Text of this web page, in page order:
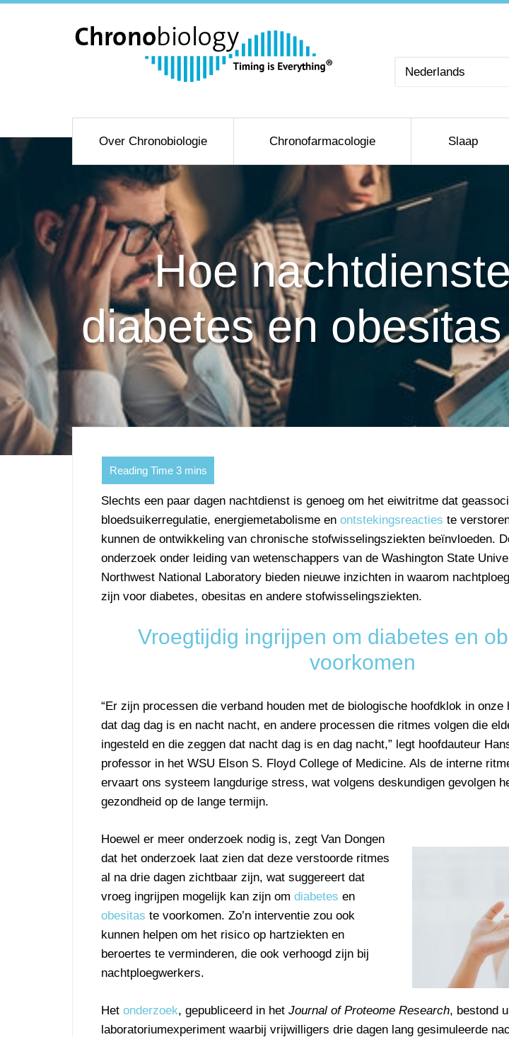
Kies
Over Chronobiologie Chronofarmacologie Slaap
Hoe
diabetes en
Slechts een paar dagen nachtdienst is genoeg om het eiwitritme dat
bloedsuikerregulatie, energiemetabolisme en ontstekingsreacties te
kunnen de ontwikkeling van chronische stofwisselingsziekten beïnvloeden.
onderzoek onder leiding van wetenschappers van de Washington State
Northwest National Laboratory bieden nieuwe inzichten in waarom
zijn voor diabetes, obesitas en andere stofwisselingsziekten.
Vroegtijdig ingrijpen om diabetes en
voorkomen
“Er zijn processen die verband houden met de biologische hoofdklok in onze
dat dag dag is en nacht nacht, en andere processen die ritmes volgen die
ingesteld en die zeggen dat nacht dag is en dag nacht,” legt hoofdauteur
professor in het WSU Elson S. Floyd College of Medicine. Als de interne
ervaart ons systeem langdurige stress, wat volgens deskundigen gevolgen
gezondheid op de lange termijn.
Hoewel er meer onderzoek nodig is, zegt Van Dongen
dat het onderzoek laat zien dat deze verstoorde ritmes
al na drie dagen zichtbaar zijn, wat suggereert dat
vroeg ingrijpen mogelijk kan zijn om diabetes en
obesitas te voorkomen. Zo’n interventie zou ook
kunnen helpen om het risico op hartziekten en
beroertes te verminderen, die ook verhoogd zijn bij
nachtploegwerkers.
Het onderzoek, gepubliceerd in het Journal of Proteome Research, bestond
laboratoriumexperiment waarbij vrijwilligers drie dagen lang gesimuleerde